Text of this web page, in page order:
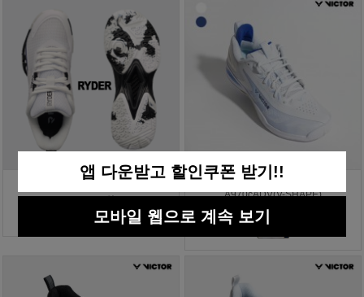
라이더 배드민턴화 RBS-8
빅터 배드민턴화 올라운드
A970cADV(V-SHAPE)
219,000원
앱 다운받고 할인쿠폰 받기!!
모바일 웹으로 계속 보기